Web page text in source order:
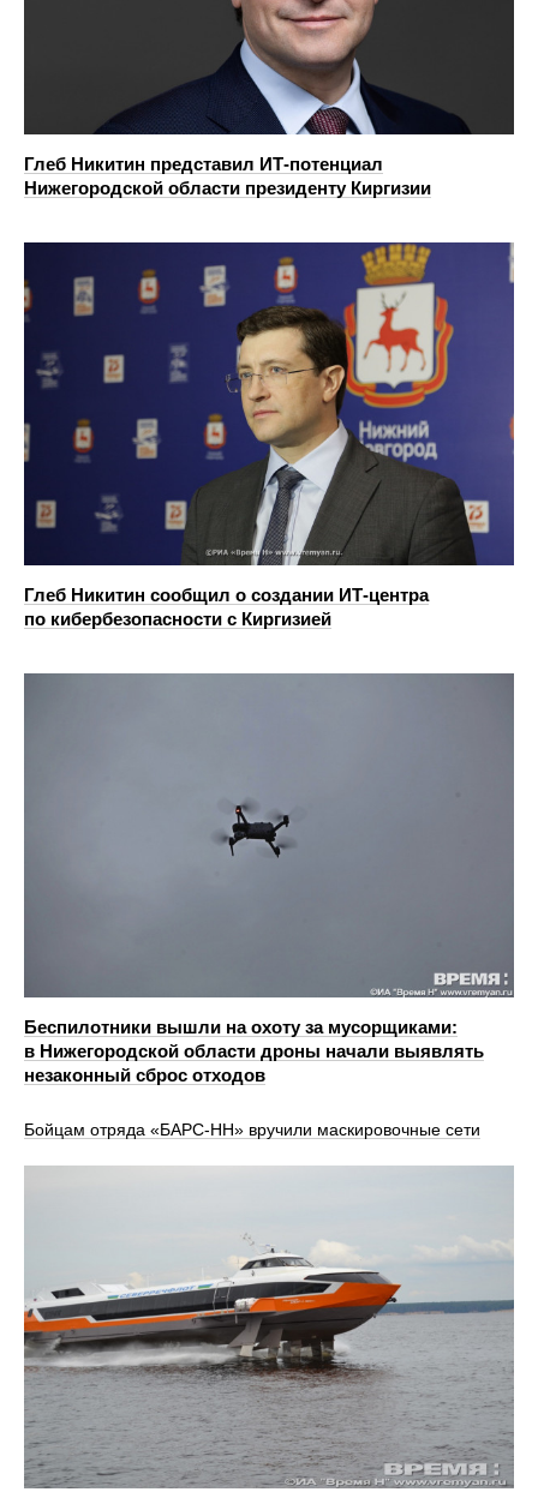
Глеб Никитин представил ИТ-потенциал
Нижегородской области президенту Киргизии
Глеб Никитин сообщил о создании ИТ-центра
по кибербезопасности с Киргизией
Беспилотники вышли на охоту за мусорщиками:
в Нижегородской области дроны начали выявлять
незаконный сброс отходов
Бойцам отряда «БАРС-НН» вручили маскировочные сети